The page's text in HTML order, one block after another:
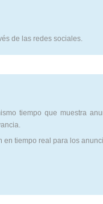
de las redes sociales.
tiempo que muestra
en tiempo real para los